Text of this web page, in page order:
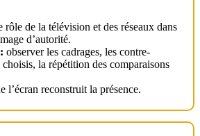
rôle de la télévision et des réseaux dans
d’autorité.
observer les cadrages, les contre-
la répétition des comparaisons
l’écran reconstruit la présence.